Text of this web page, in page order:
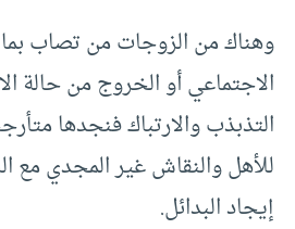
وهناك من الزوجات من تصاب بما
الاجتماعي أو الخروج من حالة
التذبذب والارتباك فنجدها
للأهل والنقاش غير المجدي مع
إيجاد البدائل.